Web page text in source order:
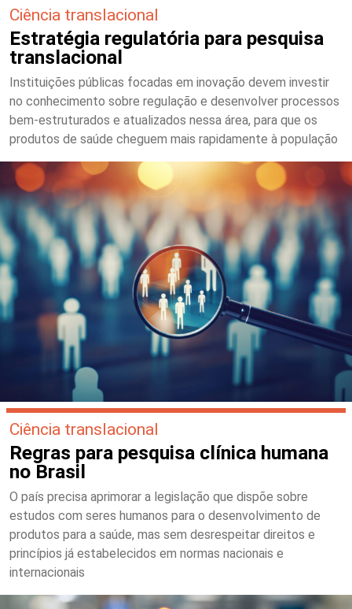
Ciência translacional
Estratégia regulatória para pesquisa
translacional
Instituições públicas focadas em inovação devem investir
no conhecimento sobre regulação e desenvolver processos
bem-estruturados e atualizados nessa área, para que os
produtos de saúde cheguem mais rapidamente à população
Ciência translacional
Regras para pesquisa clínica humana
no Brasil
O país precisa aprimorar a legislação que dispõe sobre
estudos com seres humanos para o desenvolvimento de
produtos para a saúde, mas sem desrespeitar direitos e
princípios já estabelecidos em normas nacionais e
internacionais